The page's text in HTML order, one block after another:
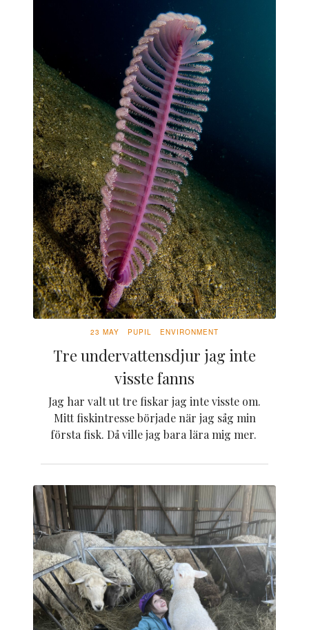
23 MAY PUPIL ENVIRONMENT
Tre undervattensdjur jag inte
visste fanns
Jag har valt ut tre fiskar jag inte visste om.
Mitt fiskintresse började när jag såg min
första fisk. Då ville jag bara lära mig mer.